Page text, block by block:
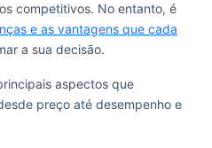
competitivos. No entanto, é
e as vantagens que cada
a sua decisão.
aspectos que
preço até desempenho e